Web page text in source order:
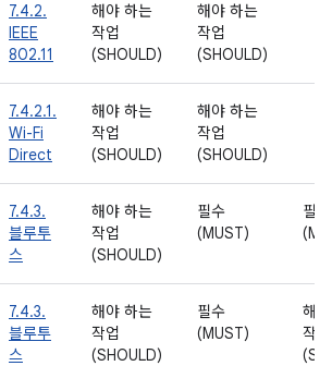
7.4.2.
IEEE
802.11
해야 하는
작업
(SHOULD)
해야 하는
작업
(SHOULD)
7.4.2.1.
Wi-Fi
Direct
해야 하는
작업
(SHOULD)
해야 하는
작업
(SHOULD)
7.4.3.
블루투
스
해야 하는
작업
(SHOULD)
필수
(MUST)
필수
7.4.3.
블루투
스
해야 하는
작업
(SHOULD)
필수
(MUST)
해
작업